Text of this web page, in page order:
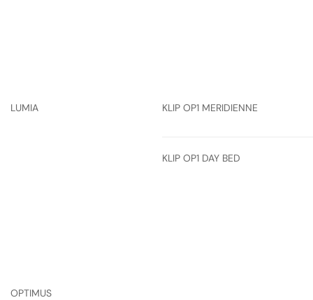
LUMIA KLIP OP1 MERIDIENNE
OPTIMUS
KLIP OP1 DAY BED